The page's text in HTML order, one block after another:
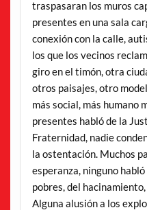
traspasaran los muros
presentes en una sala
conexión con la calle,
los que los vecinos
giro en el timón, otra
otros paisajes, otro
más social, más humano
presentes habló de la
Fraternidad, nadie
la ostentación. Muchos
esperanza, ninguno
pobres, del
Alguna alusión a los